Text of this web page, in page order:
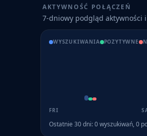
AKTYWNOŚĆ POŁĄCZEŃ
7-dniowy podgląd aktywności
WYSZUKIWANIA POZYTYWNE
FRI
Ostatnie 30 dni:0wyszukiwań,0